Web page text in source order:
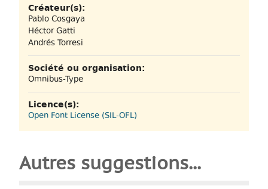
Créateur(s):
Pablo Cosgaya
Héctor Gatti
Andrés Torresi
Société ou organisation:
Omnibus-Type
Licence(s):
Open Font License (SIL-OFL)
Autres suggestions...